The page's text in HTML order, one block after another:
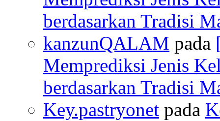
berdasarkan Tradisi
kanzunQALAM pada
Memprediksi Jenis
berdasarkan Tradisi
Key.pastryonet pada